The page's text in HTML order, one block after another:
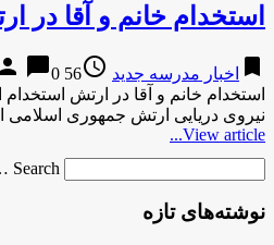
استخدام خانم و آقا در
bookmark اخبار مدرسه جدید access_time
56 years ago
person chat_bubble0
استخدام خانم و آقا در ارتش استخدام
نیروی دریایی ارتش جمهوری اسلامی
View article...
Search …
نوشته‌های تازه